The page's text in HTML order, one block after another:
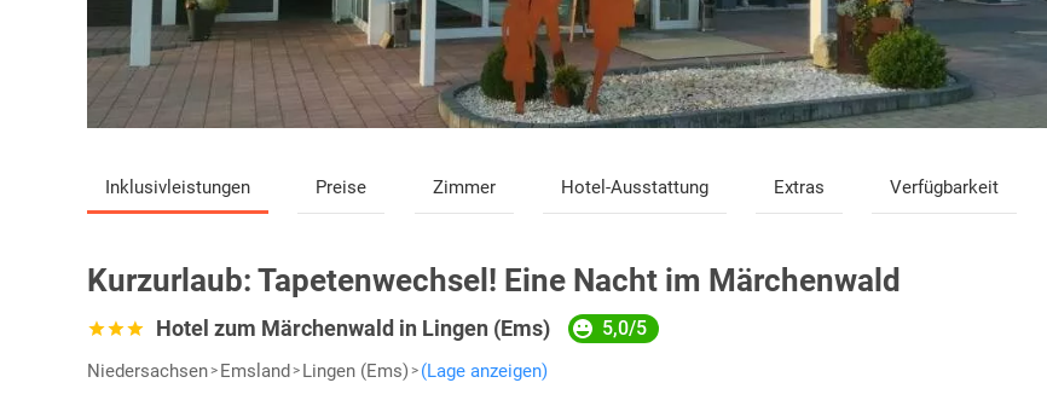
Inklusivleistungen Preise Zimmer Hotel-Ausstattung Extras Verfügbarkeit
Kurzurlaub: Tapetenwechsel! Eine Nacht im Märchenwald
Hotel zum Märchenwald in Lingen (Ems) 5,0/5
Niedersachsen Emsland Lingen (Ems) (Lage anzeigen)